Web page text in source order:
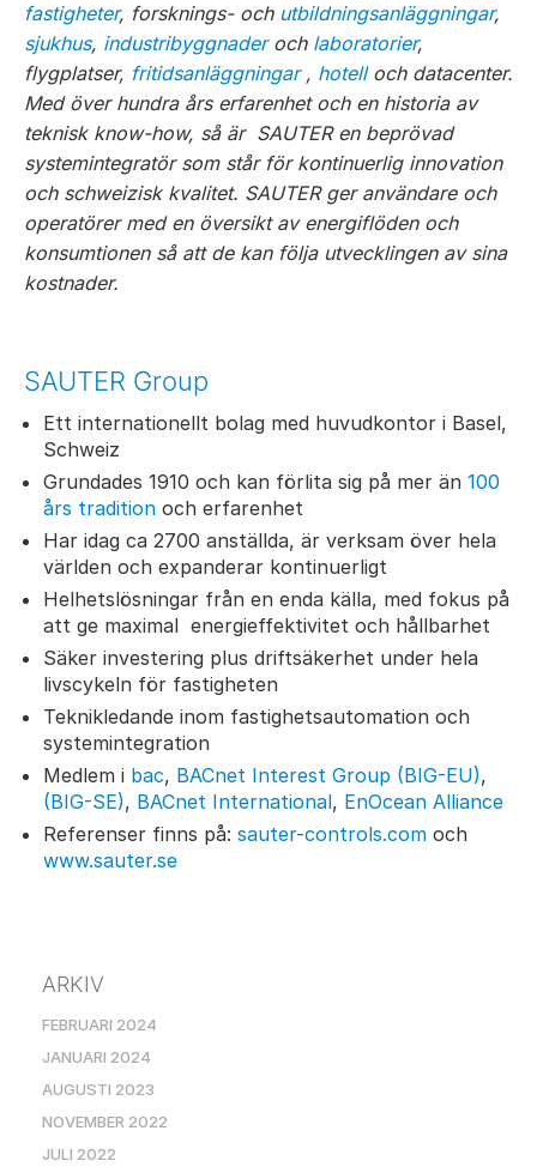
fastigheter, forsknings- och utbildningsanläggningar,
sjukhus, industribyggnaderoch laboratorier,
flygplatser, fritidsanläggningar, hotelloch datacenter.
Med över hundra års erfarenhet och en historia av
teknisk know-how, så är SAUTER en beprövad
systemintegratör som står för kontinuerlig innovation
och schweizisk kvalitet. SAUTER ger användare och
operatörer med en översikt av energiflöden och
konsumtionen så att de kan följa utvecklingen av sina
kostnader.
SAUTER Group
Ett internationellt bolag med huvudkontor i Basel,
Schweiz
Grundades 1910 och kan förlita sig på mer än 100
års tradition och erfarenhet
Har idag ca 2700 anställda, är verksam över hela
världen och expanderar kontinuerligt
Helhetslösningar från en enda källa, med fokus på
att ge maximal energieffektivitet och hållbarhet
Säker investering plus driftsäkerhet under hela
livscykeln för fastigheten
Teknikledande inom fastighetsautomation och
systemintegration
Medlem i bac, BACnet Interest Group (BIG-EU),
(BIG-SE), BACnet International, EnOcean Alliance
Referenser finns på: sauter-controls.com och
www.sauter.se
ARKIV
FEBRUARI 2024
JANUARI 2024
AUGUSTI 2023
NOVEMBER 2022
JULI 2022